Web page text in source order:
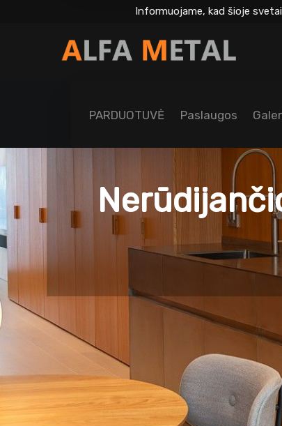
Informuojame, kad šioje
PARDUOTUVĖ Paslaugos